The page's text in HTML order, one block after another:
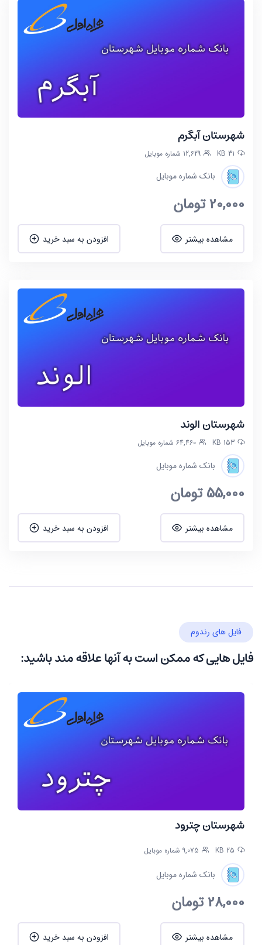
شهرستان آبگرم
31 KB 12,629 شماره موبایل
بانک شماره موبایل
20,000تومان
مشاهده بیشتر افزودن به سبد خرید
شهرستان الوند
153 KB 64,460 شماره موبایل
بانک شماره موبایل
55,000تومان
مشاهده بیشتر افزودن به سبد خرید
فایل های رندوم
فایل هایی که ممکن است به آنها علاقه مند باشید:
شهرستان چترود
25 KB 9,075 شماره موبایل
بانک شماره موبایل
28,000تومان
مشاهده بیشتر افزودن به سبد خرید